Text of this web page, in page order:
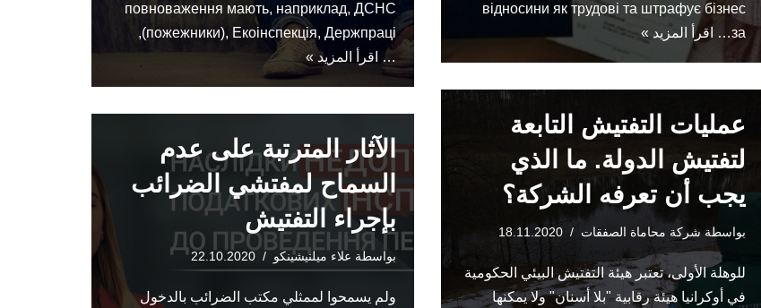
повноваження мають, наприклад, ДСНС
(пожежники), Екоінспекція, Держпраці,
…
اقرأ المزيد »
відносини як трудові та штрафує бізнес
за…
اقرأ المزيد »
عمليات التفتيش التابعة
لتفتيش الدولة. ما الذي
يجب أن تعرفه الشركة؟
بواسطةشركة محاماة الصفقات 18.11.2020
للوهلة الأولى، تعتبر هيئة التفتيش البيئي الحكومية
في أوكرانيا هيئة رقابية "بلا أسنان" ولا يمكنها
الآثار المترتبة على عدم
السماح لمفتشي الضرائب
بإجراء التفتيش
بواسطة علاء ميلنيشينكو 22.10.2020
ولم يسمحوا لممثلي مكتب الضرائب بالدخول